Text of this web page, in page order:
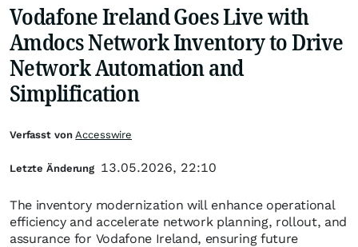
Vodafone Ireland Goes Live with
Amdocs Network Inventory to Drive
Network Automation and
Simplification
The inventory modernization will enhance operational
efficiency and accelerate network planning, rollout, and
assurance for Vodafone Ireland, ensuring future
Verfasst vonAccesswire
Letzte Änderung 13.05.2026, 22:10